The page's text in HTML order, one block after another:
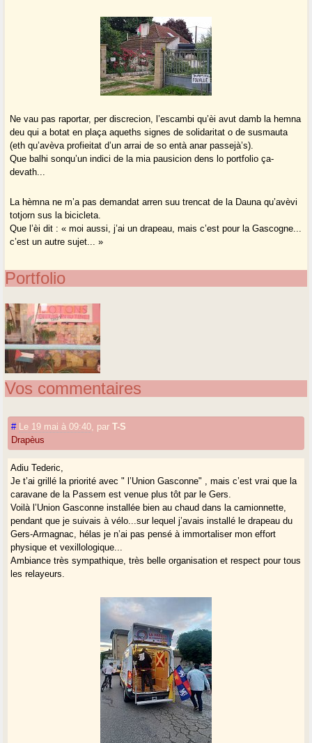
Ne vau pas raportar, per discrecion, l’escambi qu’èi avut damb la hemna
deu qui a botat en plaça aqueths signes de solidaritat o de susmauta
(eth qu’avèva profieitat d’un arrai de so entà anar passejà’s).
Que balhi sonqu’un indici de la mia pausicion dens lo portfolio ça-
devath...
La hèmna ne m’a pas demandat arren suu trencat de la Dauna qu’avèvi
totjorn sus la bicicleta.
Que l’èi dit : « moi aussi, j’ai un drapeau, mais c’est pour la Gascogne...
c’est un autre sujet... »
Portfolio
Vos commentaires
# Le 19 mai à 09:40 parT-S
Drapèus
Adiu Tederic,
Je t’ai grillé la priorité avec " l’Union Gasconne" , mais c’est vrai que la
caravane de la Passem est venue plus tôt par le Gers.
Voilà l’Union Gasconne installée bien au chaud dans la camionnette,
pendant que je suivais à vélo...sur lequel j’avais installé le drapeau du
Gers-Armagnac, hélas je n’ai pas pensé à immortaliser mon effort
physique et vexillologique...
Ambiance très sympathique, très belle organisation et respect pour tous
les relayeurs.